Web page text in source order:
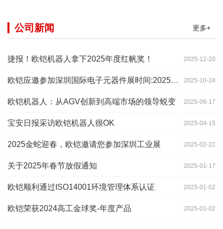
更多+
公司新闻
2025-12-20
捷报！欧铠机器人拿下2025年度红帆奖！
2025-10-24
欧铠应邀参加深圳国际电子元器件展时间:2025年10月28-
2025-06-17
欧铠机器人：从AGV创新到高端市场的领导蜕变
2025-04-15
宝安日报采访欧铠机器人很OK
2025-02-22
2025金蛇迎春，欧铠邀请您参加深圳工业展
2025-01-17
关于2025年春节放假通知
2025-01-02
欧铠顺利通过ISO14001环境管理体系认证
2025-01-02
欧铠荣获2024高工金球奖-年度产品